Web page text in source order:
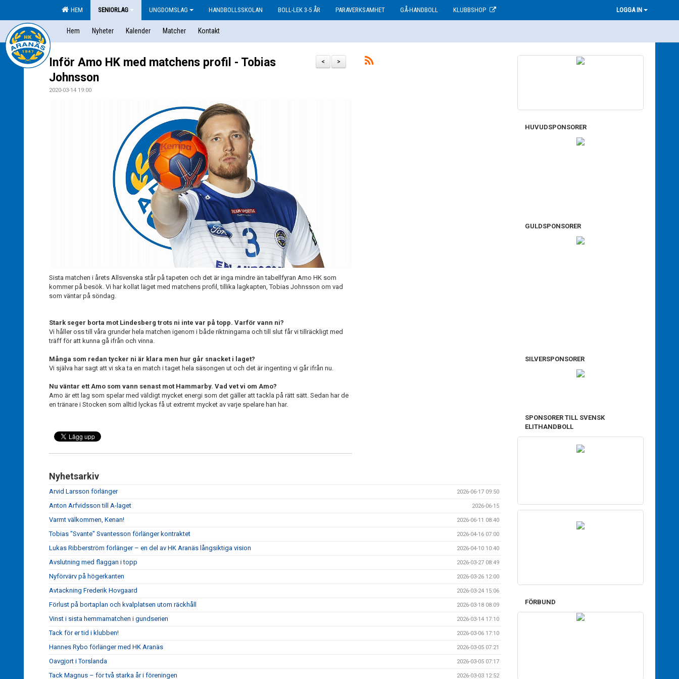
HEM SENIORLAG UNGDOMSLAG HANDBOLLSSKOLAN BOLL-LEK 3-5 ÅR PARAVERKSAMHET GÅ-HANDBOLL KLUBBSHOP LOGGA IN
Hem Nyheter Kalender Matcher Kontakt
>
<
Inför Amo HK med matchens profil - Tobias
Johnsson
2020-03-14 19:00
Sista matchen i årets Allsvenska står på tapeten och det är inga mindre än tabellfyran Amo HK som
kommer på besök. Vi har kollat läget med matchens profil, tillika lagkapten, Tobias Johnsson om vad
som väntar på söndag.
Stark seger borta mot Lindesberg trots ni inte var på topp. Varför vann ni?
Vi håller oss till våra grunder hela matchen igenom i både riktningarna och till slut får vi tillräckligt med
träff för att kunna gå ifrån och vinna.
Många som redan tycker ni är klara men hur går snacket i laget?
Vi själva har sagt att vi ska ta en match i taget hela säsongen ut och det är ingenting vi går ifrån nu.
Nu väntar ett Amo som vann senast mot Hammarby. Vad vet vi om Amo?
Amo är ett lag som spelar med väldigt mycket energi som det gäller att tackla på rätt sätt. Sedan har de
en tränare i Stocken som alltid lyckas få ut extremt mycket av varje spelare han har.
Nyhetsarkiv
Arvid Larsson förlänger 2026-06-17 09:50
Anton Arfvidsson till A-laget 2026-06-15
Varmt välkommen, Kenan! 2026-06-11 08:40
Tobias "Svante" Svantesson förlänger kontraktet 2026-04-16 07:00
Lukas Ribberström förlänger – en del av HK Aranäs långsiktiga vision 2026-04-10 10:40
Avslutning med flaggan i topp 2026-03-27 08:49
Nyförvärv på högerkanten 2026-03-26 12:00
Avtackning Frederik Hovgaard 2026-03-24 15:06
Förlust på bortaplan och kvalplatsen utom räckhåll 2026-03-18 08:09
Vinst i sista hemmamatchen i gundserien 2026-03-14 17:10
Tack för er tid i klubben! 2026-03-06 17:10
Hannes Rybo förlänger med HK Aranäs 2026-03-05 07:21
Oavgjort i Torslanda 2026-03-05 07:17
Tack Magnus – för två starka år i föreningen 2026-03-03 12:52
HUVUDSPONSORER
GULDSPONSORER
SILVERSPONSORER
SPONSORER TILL SVENSK
ELITHANDBOLL
FÖRBUND